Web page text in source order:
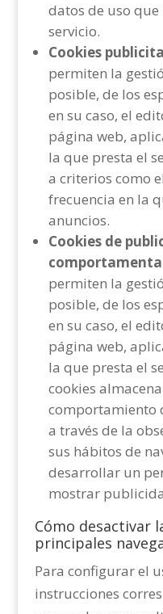
datos de uso
servicio.
Cookies
permiten la
posible, de los
en su caso, el
página web,
la que presta el
a criterios como
frecuencia en la
anuncios.
Cookies de
permiten la
posible, de los
en su caso, el
página web,
la que presta el
cookies
comportamiento
a través de la
sus hábitos de
desarrollar un
mostrar
Cómo desactivar
principales
Para configurar el
instrucciones